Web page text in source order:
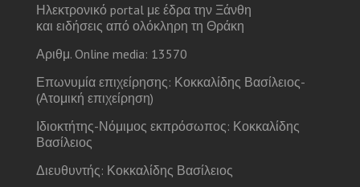
Ηλεκτρονικό portal με έδρα την Ξάνθη
και ειδήσεις από ολόκληρη τη Θράκη
Αριθμ. Online media: 13570
Επωνυμία επιχείρησης: Κοκκαλίδης Βασίλειος-
(Ατομική επιχείρηση)
Ιδιοκτήτης-Νόμιμος εκπρόσωπος: Κοκκαλίδης
Βασίλειος
Διευθυντής: Κοκκαλίδης Βασίλειος